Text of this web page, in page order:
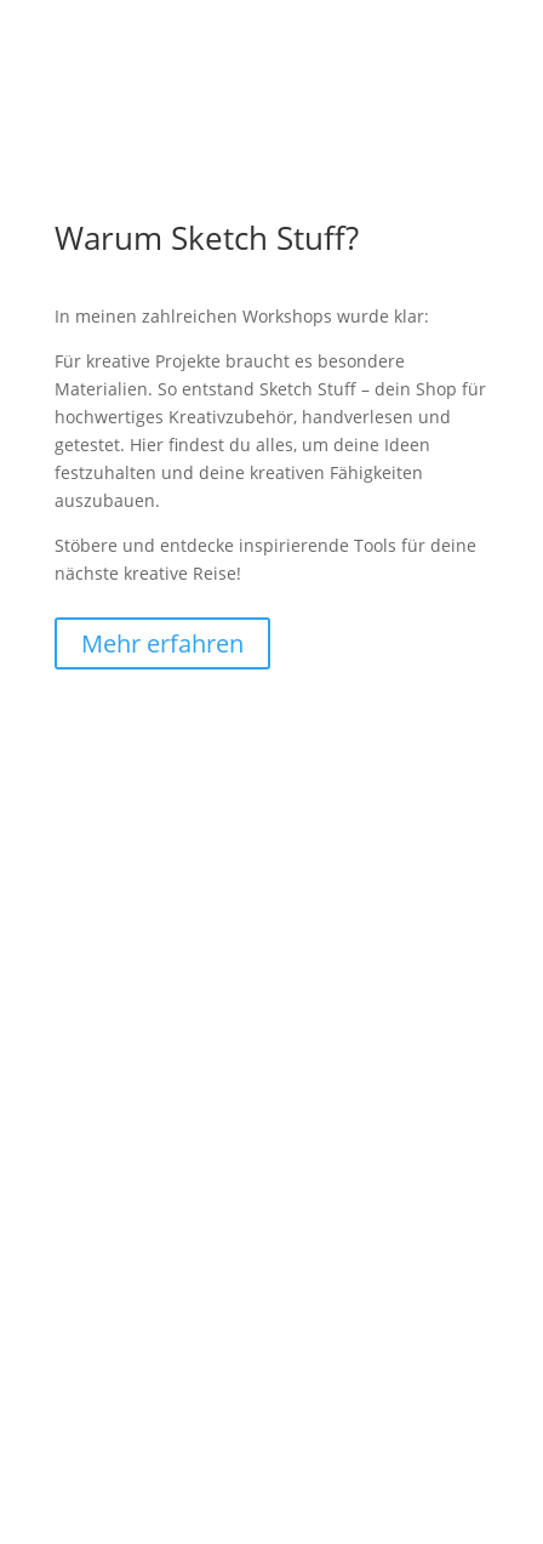
Warum Sketch Stuff?
In meinen zahlreichen Workshops wurde klar:
Für kreative Projekte braucht es besondere
Materialien. So entstand Sketch Stuff – dein Shop für
hochwertiges Kreativzubehör, handverlesen und
getestet. Hier findest du alles, um deine Ideen
festzuhalten und deine kreativen Fähigkeiten
auszubauen.
Stöbere und entdecke inspirierende Tools für deine
nächste kreative Reise!
Mehr erfahren